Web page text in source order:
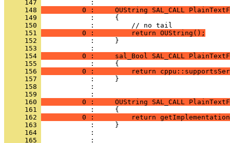
     147
     148
0 :     OUString SAL_CALL
     149
     150
     151
          0 :         return OUString();
     152
            :     }
     153
     154
0 :     sal_Bool SAL_CALL
     155
     156
0 :         return
     157
     158
            :
     159
     160
0 :     OUString SAL_CALL
     161
     162
0 :         return
     163
     164
            :
     165